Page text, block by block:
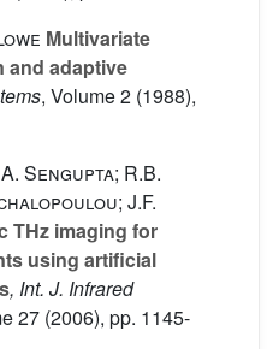
Multivariate
and adaptive
, Volume 2 (1988),
Sengupta; R.B.
J.F.
THz imaging for
using artificial
, Int. J. Infrared
27 (2006), pp. 1145-